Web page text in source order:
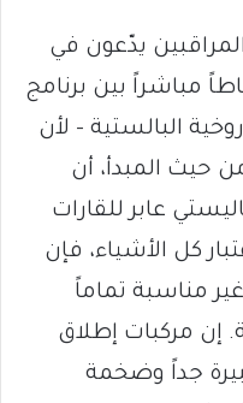
يدّعون في
مباشراً بين برنامج
البالستية – لأن
حيث المبدأ، أن
عابر للقارات
كل الأشياء، فإن
مناسبة تماماً
إن مركبات إطلاق
جداً وضخمة